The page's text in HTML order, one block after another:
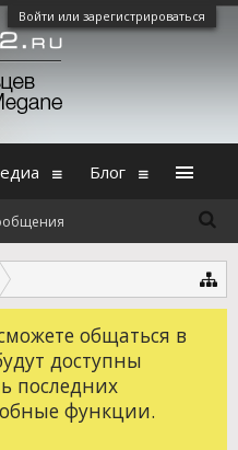
Войти или зарегистрироваться
общаться в
доступны
последних
функции.
Блог